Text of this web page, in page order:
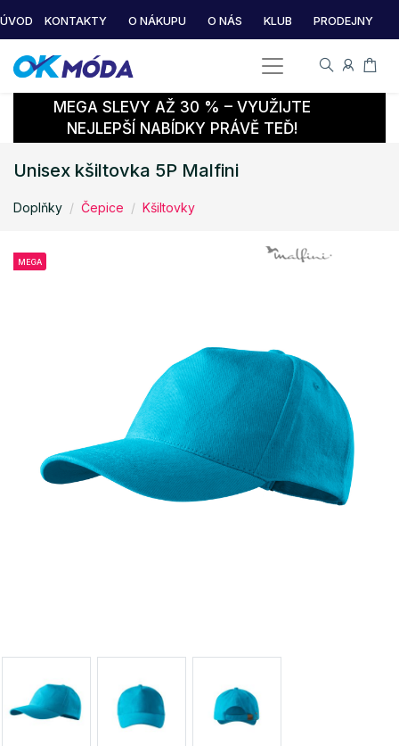
ÚVOD KONTAKTY O NÁKUPU O NÁS KLUB PRODEJNY
MEGA SLEVY AŽ 30 % – VYUŽIJTE
NEJLEPŠÍ NABÍDKY PRÁVĚ TEĎ!
Unisex kšiltovka 5P Malfini
Doplňky Čepice Kšiltovky
MEGA